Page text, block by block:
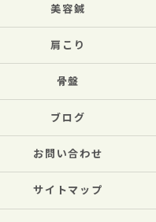
美容鍼
肩こり
骨盤
ブログ
お問い合わせ
サイトマップ